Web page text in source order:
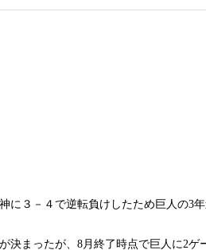
３－４で逆転負けしたため巨人の3年
まったが、8月終了時点で巨人に2ゲ